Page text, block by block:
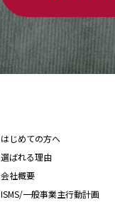
はじめての方へ
選ばれる理由
会社概要
ISMS/一般事業主行動計画